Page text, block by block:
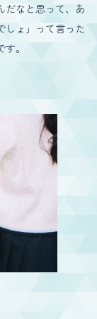
だなと思って、あ
しょ」って言った
。